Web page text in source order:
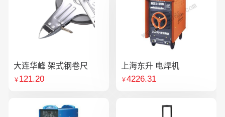
大连华峰 架式钢卷尺
￥ 121.20
上海东升 电焊机
￥4226.31